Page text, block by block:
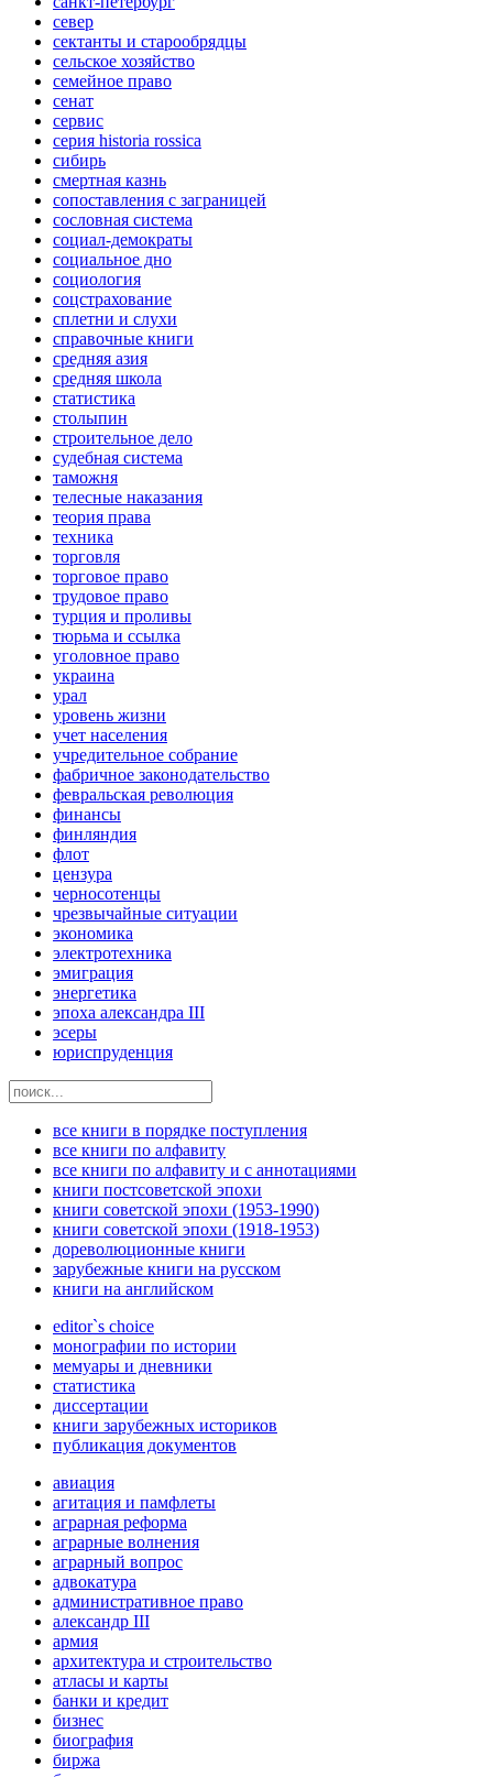
север
сектанты и старообрядцы
сельское хозяйство
семейное право
сенат
сервис
серия historia rossica
сибирь
смертная казнь
сопоставления с заграницей
сословная система
социал-демократы
социальное дно
социология
соцстрахование
сплетни и слухи
справочные книги
средняя азия
средняя школа
статистика
столыпин
строительное дело
судебная система
таможня
телесные наказания
теория права
техника
торговля
торговое право
трудовое право
турция и проливы
тюрьма и ссылка
уголовное право
украина
урал
уровень жизни
учет населения
учредительное собрание
фабричное законодательство
февральская революция
финансы
финляндия
флот
цензура
черносотенцы
чрезвычайные ситуации
экономика
электротехника
эмиграция
энергетика
эпоха александра III
эсеры
юриспруденция
все книги в порядке поступления
все книги по алфавиту
все книги по алфавиту и с аннотациями
книги постсоветской эпохи
книги советской эпохи (1953-1990)
книги советской эпохи (1918-1953)
дореволюционные книги
зарубежные книги на русском
книги на английском
editor`s choice
монографии по истории
мемуары и дневники
статистика
диссертации
книги зарубежных историков
публикация документов
авиация
агитация и памфлеты
аграрная реформа
аграрные волнения
аграрный вопрос
адвокатура
административное право
александр III
армия
архитектура и строительство
атласы и карты
банки и кредит
бизнес
биография
биржа